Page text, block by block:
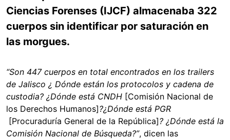
Ciencias Forenses (IJCF) almacenaba 322
cuerpos sin identificar por saturación en
las morgues.
“Son 447 cuerpos en total encontrados en los trailers
de Jalisco ¿ Dónde están los protocolos y cadena de
custodia? ¿Dónde está CNDH [Comisión Nacional de
los Derechos Humanos]?¿Dónde está PGR
[Procuraduría General de la República]? ¿Dónde está la
Comisión Nacional de Búsqueda?”, dicen las